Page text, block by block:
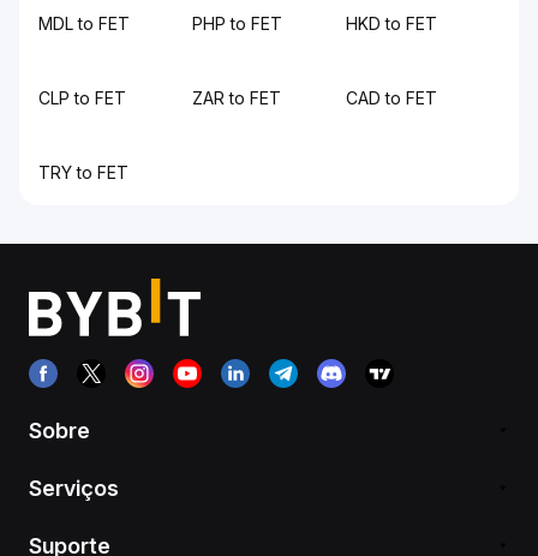
MDL to FET PHP to FET HKD to FET
CLP to FET ZAR to FET CAD to FET
TRY to FET
Sobre
Serviços
Suporte